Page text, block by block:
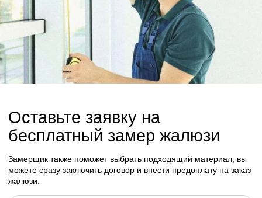
Оставьте заявку на
бесплатный замер жалюзи
Замерщик также поможет выбрать подходящий материал, вы
можете сразу заключить договор и внести предоплату на заказ
жалюзи.